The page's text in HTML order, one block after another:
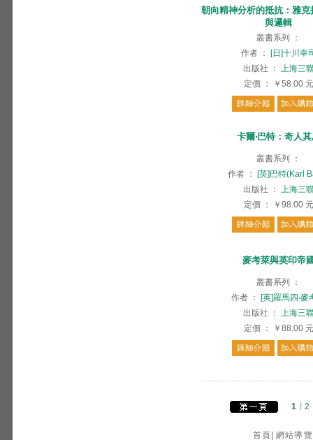
朝向精神分析的抵抗：雅
與邏輯
叢書系列
：
作者 ：
[日]十川幸
出版社
： 上海三
定價 ： ￥58.00 元
卡爾‧巴特：奇人
叢書系列
：
作者 ：
[英]巴特(Karl
出版社
： 上海三
定價 ： ￥98.00 元
麥考萊與英印帝
叢書系列
：
作者 ：
[英]羅馬四‧麥
出版社
： 上海三
定價 ： ￥88.00 元
1 2
首頁 網站導覽